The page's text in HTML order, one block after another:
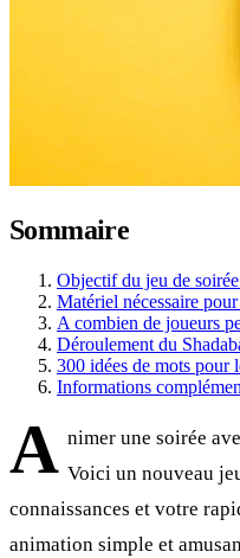
Sommaire
Objectif du jeu de
Matériel nécessaire
A combien de joueurs
Déroulement du
300 idées de mots pour
Informations
A nimer une soirée
Voici un nouveau
connaissances et votre
animation simple et